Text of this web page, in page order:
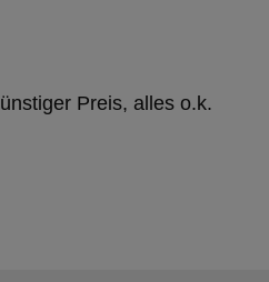
Preis, alles o.k.